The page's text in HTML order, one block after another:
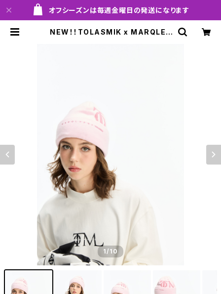
オフシーズンは毎週金曜日の発送になります
NEW！！TOLASMIK x MARQLEE
1/10